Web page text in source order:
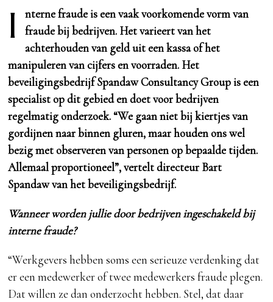
I
nterne fraude is een vaak voorkomende vorm van
fraude bij bedrijven. Het varieert van het
achterhouden van geld uit een kassa of het
manipuleren van cijfers en voorraden. Het
beveiligingsbedrijf Spandaw Consultancy Group is een
specialist op dit gebied en doet voor bedrijven
regelmatig onderzoek. “We gaan niet bij kiertjes van
gordijnen naar binnen gluren, maar houden ons wel
bezig met observeren van personen op bepaalde tijden.
Allemaal proportioneel”, vertelt directeur Bart
Spandaw van het beveiligingsbedrijf.
Wanneer worden jullie door bedrijven ingeschakeld bij
interne fraude?
“Werkgevers hebben soms een serieuze verdenking dat
er een medewerker of twee medewerkers fraude plegen.
Dat willen ze dan onderzocht hebben. Stel, dat daar